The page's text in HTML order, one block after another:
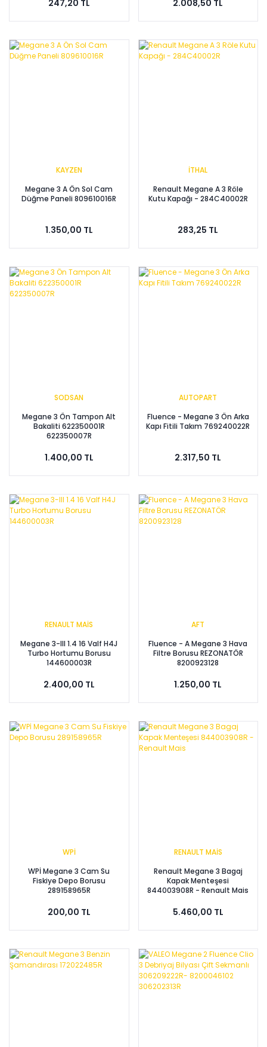
247,20 TL 2.008,50 TL
KAYZEN
Megane 3 A Ön Sol Cam
Düğme Paneli 809610016R
1.350,00 TL
İTHAL
Renault Megane A 3 Röle
Kutu Kapağı - 284C40002R
283,25 TL
SODSAN
Megane 3 Ön Tampon Alt
Bakaliti 622350001R
622350007R
1.400,00 TL
AUTOPART
Fluence - Megane 3 Ön Arka
Kapı Fitili Takım 769240022R
2.317,50 TL
RENAULT MAİS
Megane 3-III 1.4 16 Valf H4J
Turbo Hortumu Borusu
144600003R
2.400,00 TL
AFT
Fluence - A Megane 3 Hava
Filtre Borusu REZONATÖR
8200923128
1.250,00 TL
WPİ
WPİ Megane 3 Cam Su
Fiskiye Depo Borusu
289158965R
200,00 TL
RENAULT MAİS
Renault Megane 3 Bagaj
Kapak Menteşesi
844003908R - Renault Mais
5.460,00 TL